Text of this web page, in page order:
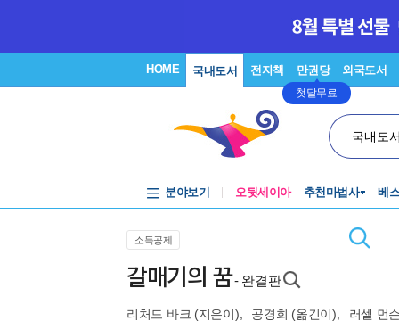
HOME 국내도서 전자책 만권당
첫달무료
외국도서
국내도
분야보기 오뒷세이아 추천마법사 베
소득공제
갈매기의 꿈- 완결판
리처드 바크 (지은이), 공경희 (옮긴이), 러셀 먼